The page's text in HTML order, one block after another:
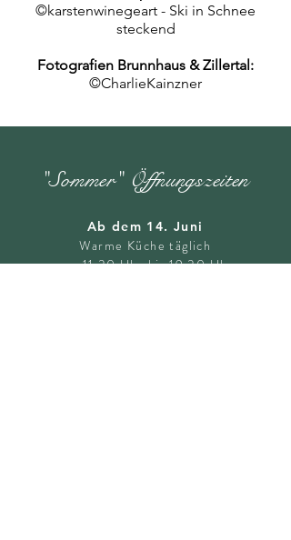
©karstenwinegeart - Ski in Schnee
steckend
Fotografien Brunnhaus & Zillertal:
©CharlieKainzner
"Sommer" Öffnungszeiten
Ab dem 14. Juni
Warme Küche täglich
von 11.30 Uhr bis 19.30 Uhr